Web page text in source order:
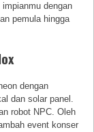
dengan
pemula hingga
dengan
dan solar panel.
robot NPC. Oleh
event konser